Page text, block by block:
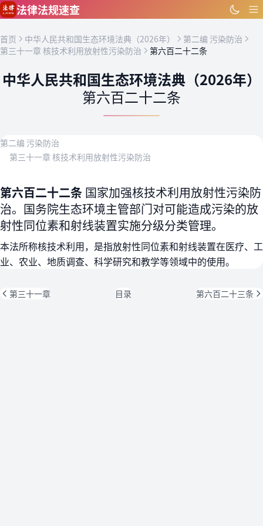
跳到主要内容
法律法规速查
首页 中华人民共和国生态环境法典（2026年）
第二编 污染防治
第三十一章 核技术利用放射性污染防治
第六百二十二条
中华人民共和国生态环境法典（2026年）
第六百二十二条
第二编 污染防治
第三十一章 核技术利用放射性污染防治
第六百二十二条 国家加强核技术利用放射性污染防
治。国务院生态环境主管部门对可能造成污染的放
射性同位素和射线装置实施分级分类管理。
本法所称核技术利用，是指放射性同位素和射线装置在医疗、工
业、农业、地质调查、科学研究和教学等领域中的使用。
第三十一章 目录 第六百二十三条